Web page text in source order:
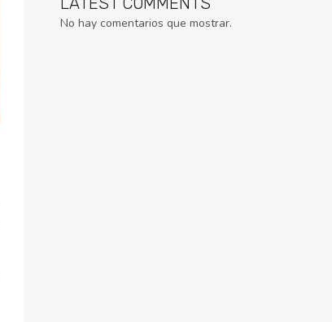
No hay comentarios que mostrar.